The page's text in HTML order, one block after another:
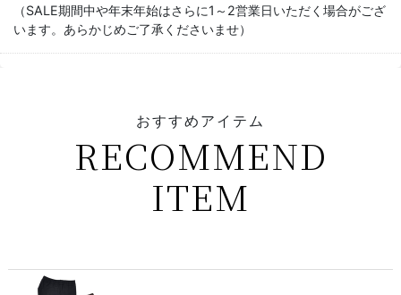
（SALE期間中や年末年始はさらに1～2営業日いただく場合がござ
います。あらかじめご了承くださいませ）
おすすめアイテム
RECOMMEND
ITEM